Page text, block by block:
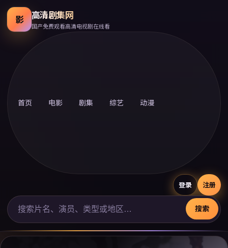
影 高清剧集网
国产免费观看高清电视剧在线看
首页 电影 剧集 综艺 动漫
登录 注册
搜索